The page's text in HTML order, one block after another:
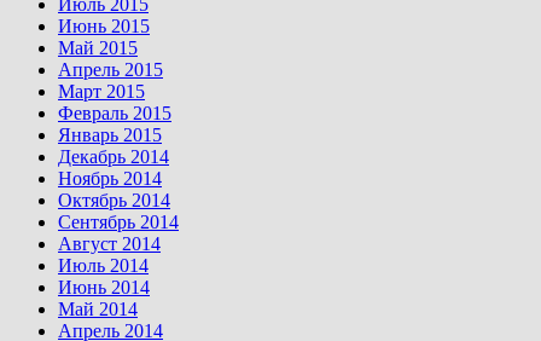
Июль 2015
Июнь 2015
Май 2015
Апрель 2015
Март 2015
Февраль 2015
Январь 2015
Декабрь 2014
Ноябрь 2014
Октябрь 2014
Сентябрь 2014
Август 2014
Июль 2014
Июнь 2014
Май 2014
Апрель 2014